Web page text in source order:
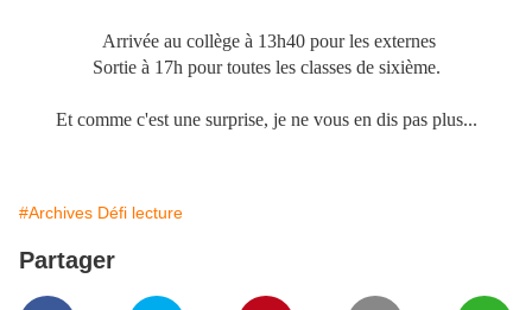
Arrivée au collège à 13h40 pour les externes
Sortie à 17h pour toutes les classes de sixième.
Et comme c'est une surprise, je ne vous en dis pas plus...
#Archives Défi lecture
Partager